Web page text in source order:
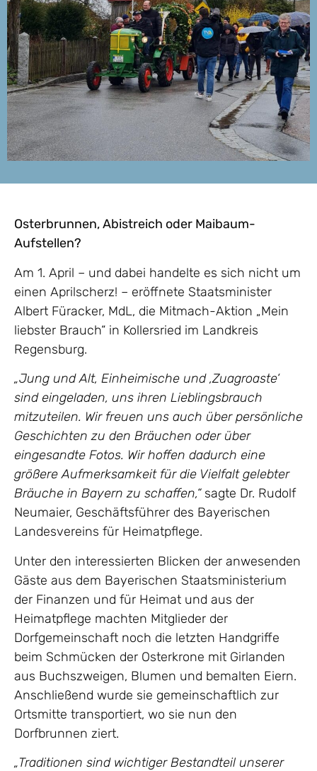
Osterbrunnen, Abistreich oder Maibaum-
Aufstellen?
Am 1. April – und dabei handelte es sich nicht um
einen Aprilscherz! – eröffnete Staatsminister
Albert Füracker, MdL, die Mitmach-Aktion „Mein
liebster Brauch“ in Kollersried im Landkreis
Regensburg.
„Jung und Alt, Einheimische und ‚Zuagroaste‘
sind eingeladen, uns ihren Lieblingsbrauch
mitzuteilen. Wir freuen uns auch über persönliche
Geschichten zu den Bräuchen oder über
eingesandte Fotos. Wir hoffen dadurch eine
größere Aufmerksamkeit für die Vielfalt gelebter
Bräuche in Bayern zu schaffen,“sagte Dr. Rudolf
Neumaier, Geschäftsführer des Bayerischen
Landesvereins für Heimatpflege.
Unter den interessierten Blicken der anwesenden
Gäste aus dem Bayerischen Staatsministerium
der Finanzen und für Heimat und aus der
Heimatpflege machten Mitglieder der
Dorfgemeinschaft noch die letzten Handgriffe
beim Schmücken der Osterkrone mit Girlanden
aus Buchszweigen, Blumen und bemalten Eiern.
Anschließend wurde sie gemeinschaftlich zur
Ortsmitte transportiert, wo sie nun den
Dorfbrunnen ziert.
„Traditionen sind wichtiger Bestandteil unserer